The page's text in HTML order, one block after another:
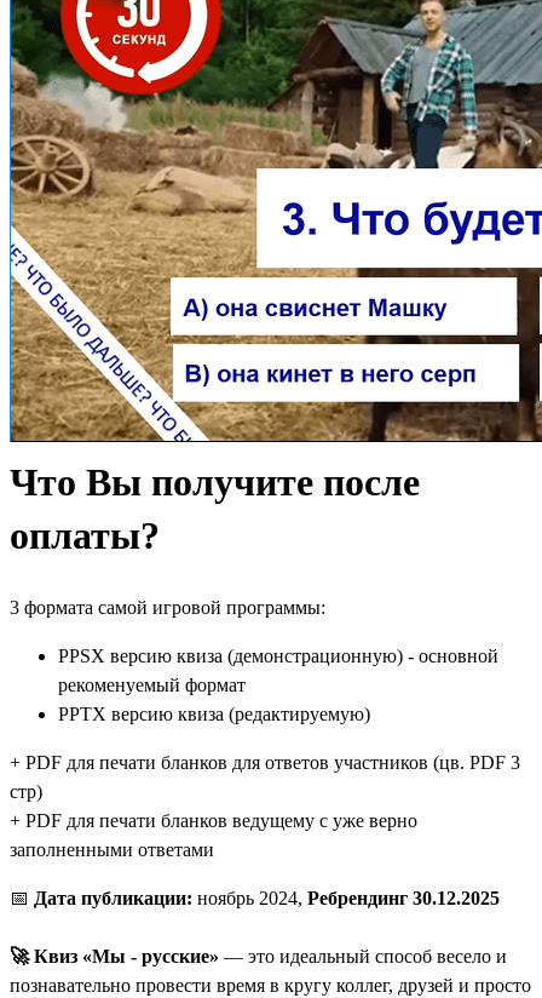
Что Вы получите после
оплаты?
3 формата самой игровой программы:
PPSX версию квиза (демонстрационную) - основной
рекоменуемый формат
PPTX версию квиза (редактируемую)
+ PDF для печати бланков для ответов участников (цв. PDF 3
стр)
+ PDF для печати бланков ведущему с уже верно
заполненными ответами
📅 Дата публикации: ноябрь 2024, Ребрендинг 30.12.2025
🚀 Квиз «‎Мы - русские» — это идеальный способ весело и
познавательно провести время в кругу коллег, друзей и просто